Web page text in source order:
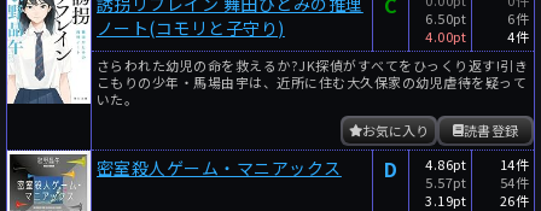
ノート(コモリと子守り)
6.50pt
4.00pt
6件
4件
さらわれた幼児の命を救えるか?JK探偵がすべてをひっくり返す!引き
こもりの少年・馬場由宇は、近所に住む大久保家の幼児虐待を疑って
いた。
読書登録
お気に入り
密室殺人ゲーム・マニアックス D
4.86pt
5.57pt
3.19pt
14件
54件
26件